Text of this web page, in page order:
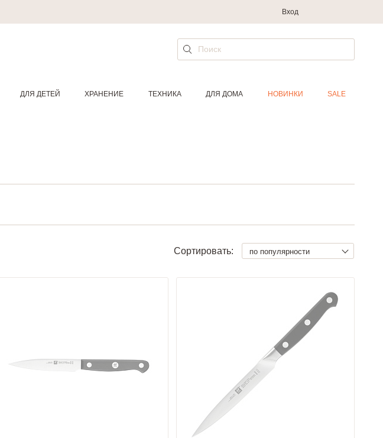
Вход
ДЛЯ ДЕТЕЙ ХРАНЕНИЕ ТЕХНИКА ДЛЯ ДОМА НОВИНКИ SALE
Сортировать: по популярности